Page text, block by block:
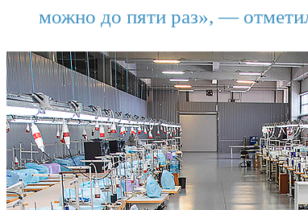
можно до пяти раз», —